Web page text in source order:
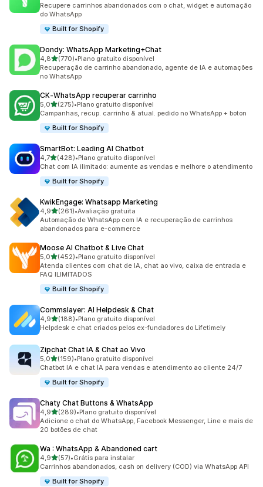
Recupere carrinhos abandonados com o chat, widget e automação
do WhatsApp
Built for Shopify
Dondy: WhatsApp Marketing+Chat
4,8de 5 estrelas
(770)
770 avaliações ao todo
•Plano gratuito disponível
Recuperação de carrinho abandonado, agente de IA e automações
no WhatsApp
CK‑WhatsApp recuperar carrinho
5,0de 5 estrelas
(275)
275 avaliações ao todo
•Plano gratuito disponível
Campanhas, recup. carrinho & atual. pedido no WhatsApp + boton
Built for Shopify
SmartBot: Leading AI Chatbot
4,7de 5 estrelas
(428)
428 avaliações ao todo
•Plano gratuito disponível
Chat com IA ilimitado: aumente as vendas e melhore o atendimento
Built for Shopify
KwikEngage: Whatsapp Marketing
4,9de 5 estrelas
(261)
261 avaliações ao todo
•Avaliação gratuita
Automação de WhatsApp com IA e recuperação de carrinhos
abandonados para e-commerce
Moose AI Chatbot & Live Chat
5,0de 5 estrelas
(452)
452 avaliações ao todo
•Plano gratuito disponível
Atenda clientes com chat de IA, chat ao vivo, caixa de entrada e
FAQ ILIMITADOS
Built for Shopify
Commslayer: AI Helpdesk & Chat
4,9de 5 estrelas
(188)
188 avaliações ao todo
•Plano gratuito disponível
Helpdesk e chat criados pelos ex-fundadores do Lifetimely
Zipchat Chat IA & Chat ao Vivo
5,0de 5 estrelas
(159)
159 avaliações ao todo
•Plano gratuito disponível
Chatbot IA e chat IA para vendas e atendimento ao cliente 24/7
Built for Shopify
Chaty Chat Buttons & WhatsApp
4,9de 5 estrelas
(289)
289 avaliações ao todo
•Plano gratuito disponível
Adicione o chat do WhatsApp, Facebook Messenger, Line e mais de
20 botões de chat
Wa : WhatsApp & Abandoned cart
4,9de 5 estrelas
(57)
57 avaliações ao todo
•Grátis para instalar
Carrinhos abandonados, cash on delivery (COD) via WhatsApp API
Built for Shopify